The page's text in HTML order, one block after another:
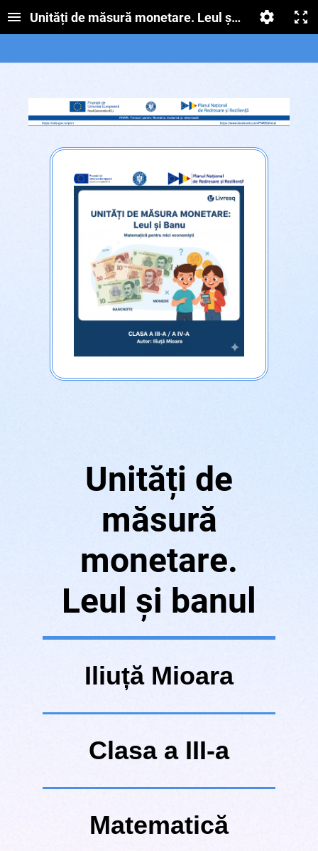
Unități de măsură monetare. Leul și banul
Unități de
măsură
monetare.
Leul și banul
Iliuță Mioara
Clasa a III-a
Matematică